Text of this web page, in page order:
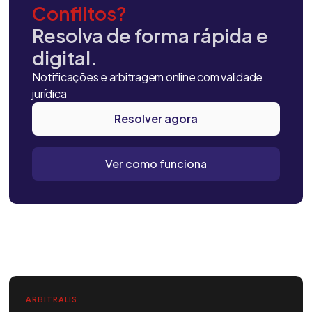
Conflitos?
Resolva de forma rápida e
digital.
Notificações e arbitragem online com validade
jurídica
Resolver agora
Ver como funciona
ARBITRALIS